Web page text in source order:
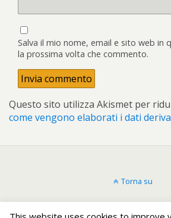
Salva il mio nome, email e sito web in
la prossima volta che commento.
Questo sito utilizza Akismet per
come vengono elaborati i dati
Torna su
Dispositivo Portatile